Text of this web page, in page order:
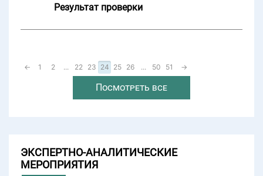
Результат проверки
← 1 2 ... 22 23 24 25 26 ... 50 51 →
Посмотреть все
ЭКСПЕРТНО-АНАЛИТИЧЕСКИЕ
МЕРОПРИЯТИЯ